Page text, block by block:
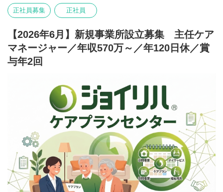
正社員募集 正社員
【2026年6月】新規事業所設立募集 主任ケア
マネージャー／年収570万～／年120日休／賞
与年2回